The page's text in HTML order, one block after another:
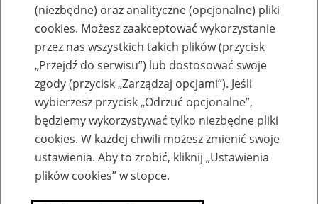
Rejestry, ewidencje i archiwa
Baza zlikwidowanych lub
przekształconych zakładów pracy
Nazwa zakładu pracy:
SZUKAJ
(niezbędne) oraz analityczne (opcjonalne) pliki
cookies. Możesz zaakceptować wykorzystanie
przez nas wszystkich takich plików (przycisk
„Przejdź do serwisu”) lub dostosować swoje
zgody (przycisk „Zarządzaj opcjami”). Jeśli
wybierzesz przycisk „Odrzuć opcjonalne”,
będziemy wykorzystywać tylko niezbędne pliki
cookies. W każdej chwili możesz zmienić swoje
ustawienia. Aby to zrobić, kliknij „Ustawienia
plików cookies” w stopce.